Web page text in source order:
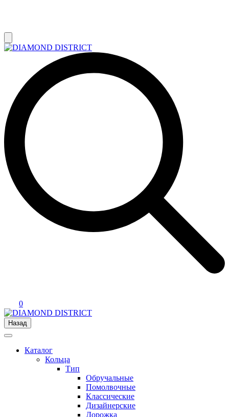
0
Назад
Каталог
Кольца
Тип
Обручальные
Помолвочные
Классические
Дизайнерские
Дорожка